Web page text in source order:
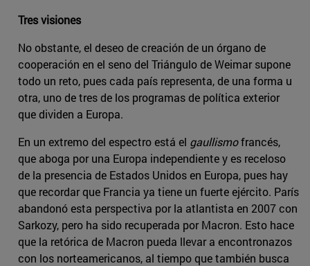
Tres visiones
No obstante, el deseo de creación de un órgano de
cooperación en el seno del Triángulo de Weimar supone
todo un reto, pues cada país representa, de una forma u
otra, uno de tres de los programas de política exterior
que dividen a Europa.
En un extremo del espectro está el gaullismofrancés,
que aboga por una Europa independiente y es receloso
de la presencia de Estados Unidos en Europa, pues hay
que recordar que Francia ya tiene un fuerte ejército. París
abandonó esta perspectiva por la atlantista en 2007 con
Sarkozy, pero ha sido recuperada por Macron. Esto hace
que la retórica de Macron pueda llevar a encontronazos
con los norteamericanos, al tiempo que también busca